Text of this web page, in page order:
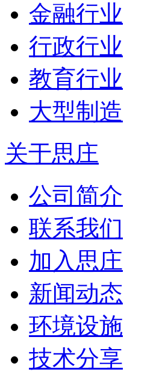
金融行业
行政行业
教育行业
大型制造
关于思庄
公司简介
联系我们
加入思庄
新闻动态
环境设施
技术分享